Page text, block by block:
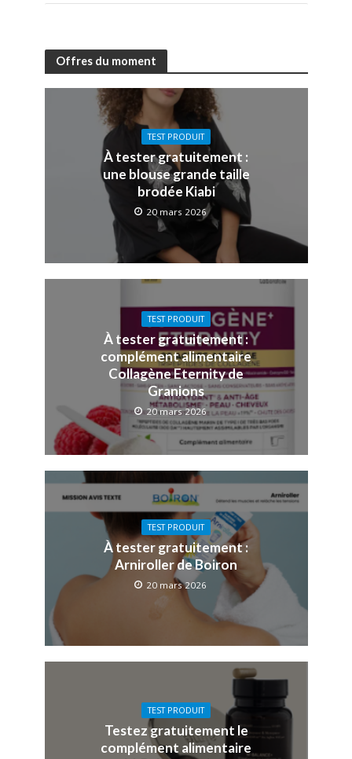
Offres du moment
TEST PRODUIT
À tester gratuitement :
une blouse grande taille
brodée Kiabi
20 mars 2026
TEST PRODUIT
À tester gratuitement :
complément alimentaire
Collagène Eternity de
Granions
20 mars 2026
TEST PRODUIT
À tester gratuitement :
Arniroller de Boiron
20 mars 2026
TEST PRODUIT
Testez gratuitement le
complément alimentaire